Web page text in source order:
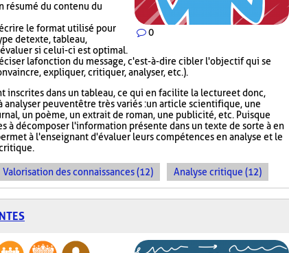
0
résumé du contenu du
le format utilisé pour
de texte, tableau,
si celui-ci est optimal.
la fonction du message, c'est-à-dire cibler l'objectif qui se
expliquer, critiquer, analyser, etc.).
inscrites dans un tableau, ce qui en facilite la lecture et donc,
analyser peuvent être très variés : un article scientifique, une
un poème, un extrait de roman, une publicité, etc. Puisque
à décomposer l'information présente dans un texte de sorte à en
à l'enseignant d'évaluer leurs compétences en analyse et le
Valorisation des connaissances (12) Analyse critique (12)